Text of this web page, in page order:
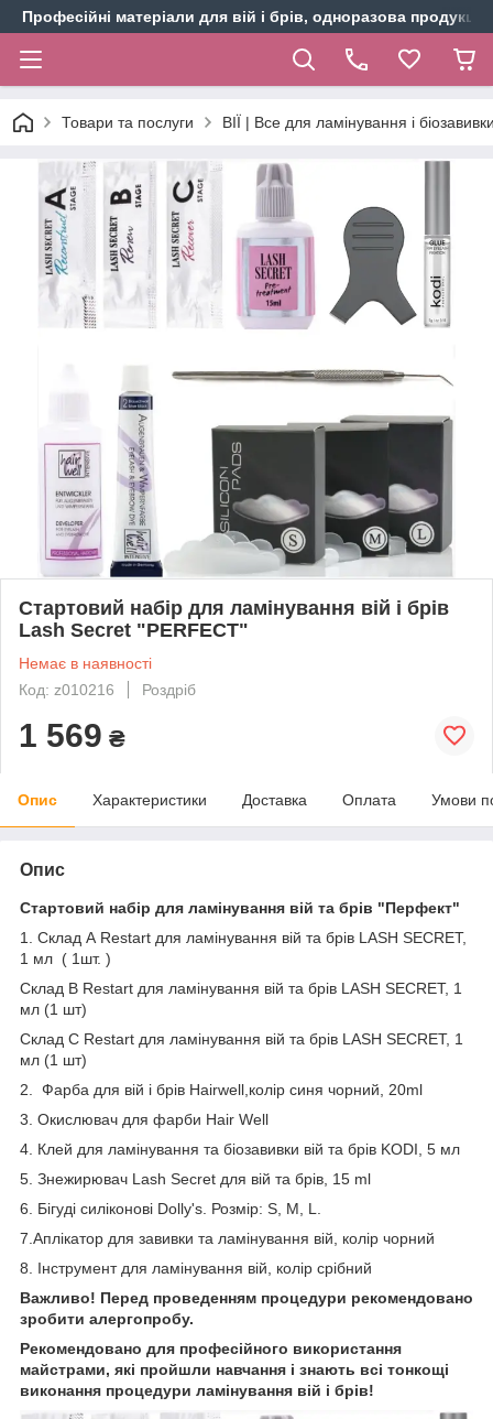
Професійні матеріали для вій і брів, одноразова продукція
Товари та послуги ВІЇ | Все для ламінування і
Стартовий набір для ламінування вій і брів
Lash Secret "PERFECT"
Немає в наявності
Код: z010216
Роздріб
1 569 ₴
Опис Характеристики Доставка Оплата Умови
Опис
Стартовий набір для ламінування вій та брів "Перфект"
1. Склад А Restart для ламінування вій та брів LASH SECRET,
1 мл ( 1шт. )
Склад B Restart для ламінування вій та брів LASH SECRET, 1
мл (1 шт)
Склад C Restart для ламінування вій та брів LASH SECRET, 1
мл (1 шт)
2. Фарба для вій і брів Hairwell,колір синя чорний, 20ml
3. Окислювач для фарби Hair Well
4. Клей для ламінування та біозавивки вій та брів KODI, 5 мл
5. Знежирювач Lash Secret для вій та брів, 15 ml
6. Бігуді силіконові Dolly's. Розмір: S, M, L.
7.Аплікатор для завивки та ламінування вій, колір чорний
8. Інструмент для ламінування вій, колір срібний
Важливо! Перед проведенням процедури рекомендовано
зробити алергопробу.
Рекомендовано для професійного використання
майстрами, які пройшли навчання і знають всі тонкощі
виконання процедури ламінування вій і брів!